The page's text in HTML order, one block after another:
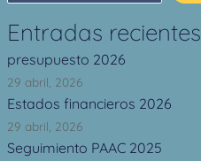
Entradas recientes
presupuesto 2026
29 abril, 2026
Estados financieros 2026
29 abril, 2026
Seguimiento PAAC 2025